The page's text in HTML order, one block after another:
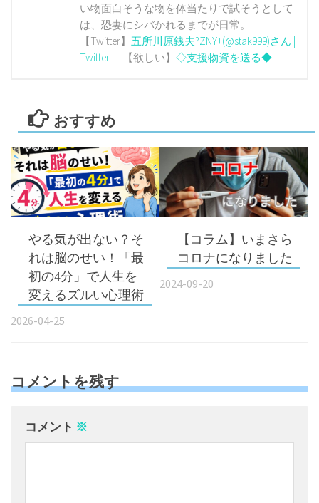
い物面白そうな物を体当たりで試そうとして
は、恐妻にシバかれるまでが日常。
【Twitter】 五所川原銭夫?ZNY+(@stak999)さん |
Twitter 【欲しい】 ◇支援物資を送る◆
おすすめ
​やる気が出ない？そ
れは脳のせい！「最
初の4分」で人生を
変えるズルい心理術
2026-04-25
【コラム】いまさら
コロナになりました
2024-09-20
コメントを残す
コメント ※